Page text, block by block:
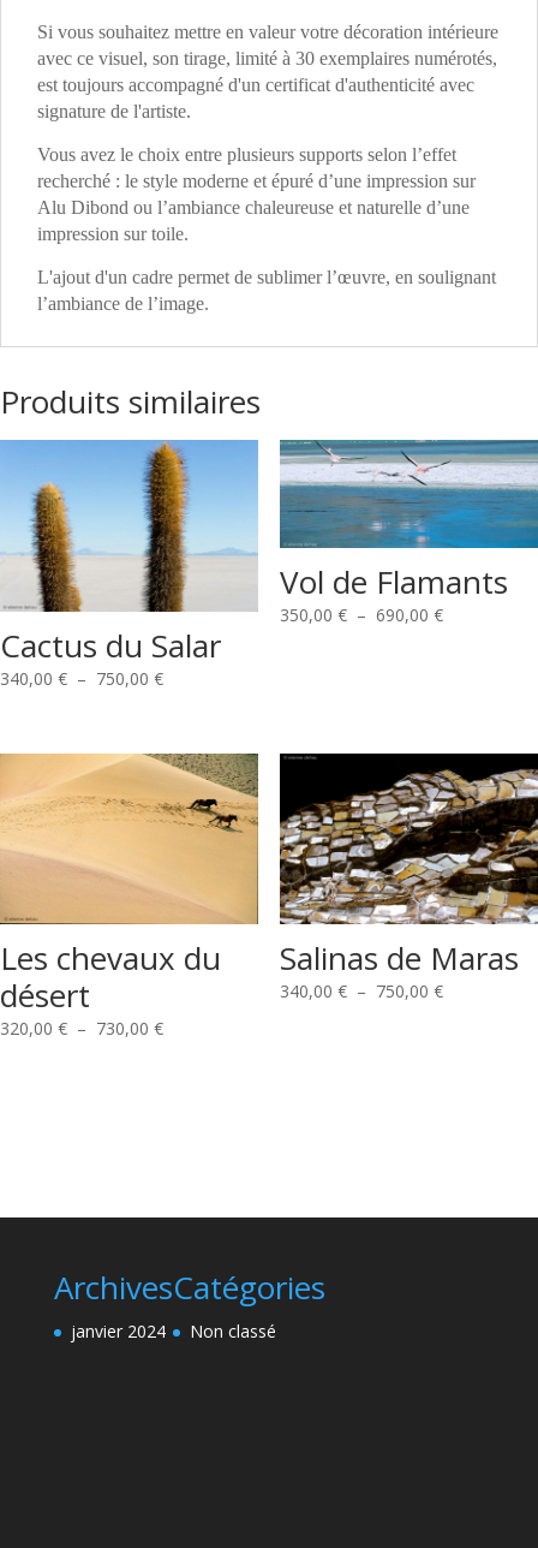
Si vous souhaitez mettre en valeur votre décoration intérieure
avec ce visuel, son tirage, limité à 30 exemplaires numérotés,
est toujours accompagné d'un certificat d'authenticité avec
signature de l'artiste.
Vous avez le choix entre plusieurs supports selon l’effet
recherché : le style moderne et épuré d’une impression sur
Alu Dibond ou l’ambiance chaleureuse et naturelle d’une
impression sur toile.
L'ajout d'un cadre permet de sublimer l’œuvre, en soulignant
l’ambiance de l’image.
Produits similaires
Cactus du Salar
340,00 € – 750,00 €Plage
340,00 €
750,00 €
Vol de Flamants
350,00 € – 690,00 €Plage
690,00 €
Les chevaux du
désert
320,00 € – 730,00 €Plage
Salinas de Maras
340,00 € – 750,00 €Plage
Archives
janvier 2024
Catégories
Non classé